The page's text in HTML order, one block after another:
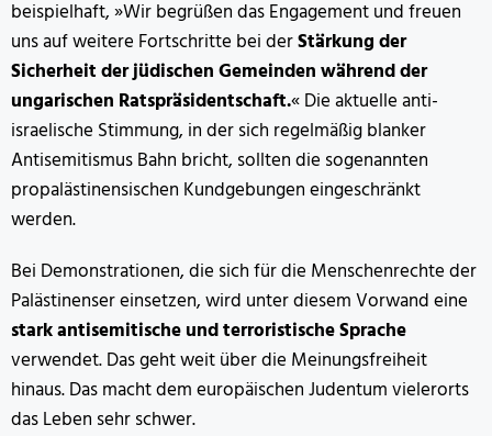
beispielhaft, »Wir begrüßen das Engagement und freuen
uns auf weitere Fortschritte bei derStärkung der
Sicherheit der jüdischen Gemeinden während der
ungarischen Ratspräsidentschaft.« Die aktuelle anti-
israelische Stimmung, in der sich regelmäßig blanker
Antisemitismus Bahn bricht, sollten die sogenannten
propalästinensischen Kundgebungen eingeschränkt
werden.
Bei Demonstrationen, die sich für die Menschenrechte der
Palästinenser einsetzen, wird unter diesem Vorwand eine
stark antisemitische und terroristische Sprache
verwendet. Das geht weit über die Meinungsfreiheit
hinaus. Das macht dem europäischen Judentum vielerorts
das Leben sehr schwer.